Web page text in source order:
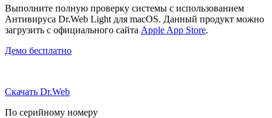
Выполните полную проверку системы с использованием
Антивируса Dr.Web Light для macOS. Данный продукт можно
загрузить с официального сайта Apple App Store.
Демо бесплатно
Скачать Dr.Web
По серийному номеру